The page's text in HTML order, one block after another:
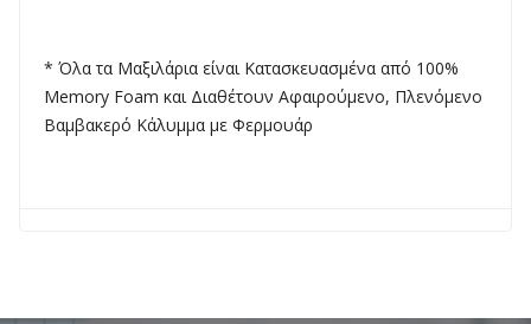
* Όλα τα Μαξιλάρια είναι Κατασκευασμένα από 100%
Memory Foam και Διαθέτουν Αφαιρούμενο, Πλενόμενο
Βαμβακερό Κάλυμμα με Φερμουάρ